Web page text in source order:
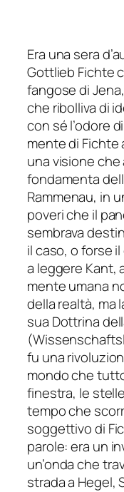
Era una sera
Gottlieb Fichte
fangose di
che ribolliva di
con sé l’odore
mente di Fichte
una visione
fondamenta
Rammenau, in
poveri che il
sembrava
il caso, o forse
a leggere Kant,
mente umana
della realtà, ma
sua Dottrina
fu una
mondo che
finestra, le
tempo che
soggettivo di
parole: era un
un’onda che
strada a Hegel,